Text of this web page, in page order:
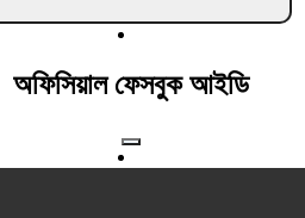
অফিসিয়াল ফেসবুক আইডি